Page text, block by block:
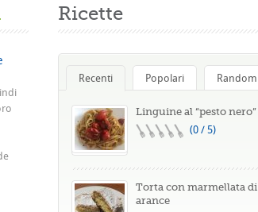
Ricette
Recenti Popolari Random
Linguine al “pesto nero”
(0 / 5)
Torta con marmellata di
arance